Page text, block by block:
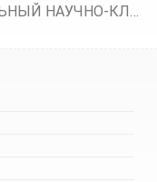
ФЕДЕРАЛЬНОЕ ГБУ "ФЕДЕРАЛЬНЫЙ НАУЧНО-КЛИНИЧЕСКИЙ ЦЕНТР ИНФЕКЦИОННЫХ БОЛЕЗНЕЙ ФЕДЕРАЛЬНОГО МЕДИКО-БИОЛОГИЧЕСКОГО АГЕНТСТВА"